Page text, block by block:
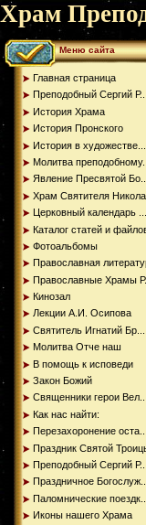
Храм
Меню сайта
Главная страница
Преподобный Сергий Р...
История Храма
История Пронского
История в художестве...
Молитва преподобному...
Явление Пресвятой Бо...
Храм Святителя
Церковный календарь ...
Каталог статей и
Фотоальбомы
Православная
Православные Храмы Р...
Кинозал
Лекции А.И. Осипова
Святитель Игнатий Бр...
Молитва Отче наш
В помощь к исповеди
Закон Божий
Священники герои Вел...
Как нас найти:
Перезахоронение оста...
Праздник Святой
Преподобный Сергий Р...
Праздничное Богослуж...
Паломнические поездк...
Иконы нашего Храма